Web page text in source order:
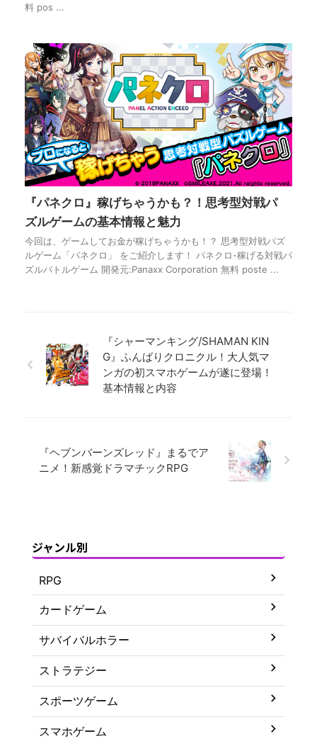
料 pos ...
『パネクロ』稼げちゃうかも？！思考型対戦パ
ズルゲームの基本情報と魅力
今回は、ゲームしてお金が稼げちゃうかも！？ 思考型対戦パズ
ルゲーム「パネクロ」 をご紹介します！ パネクロ-稼げる対戦パ
ズルバトルゲーム 開発元:Panaxx Corporation 無料 poste ...
『シャーマンキング/SHAMAN KIN
G』ふんばりクロニクル！大人気マ
ンガの初スマホゲームが遂に登場！
基本情報と内容
『ヘブンバーンズレッド』まるでア
ニメ！新感覚ドラマチックRPG
ジャンル別
RPG
カードゲーム
サバイバルホラー
ストラテジー
スポーツゲーム
スマホゲーム